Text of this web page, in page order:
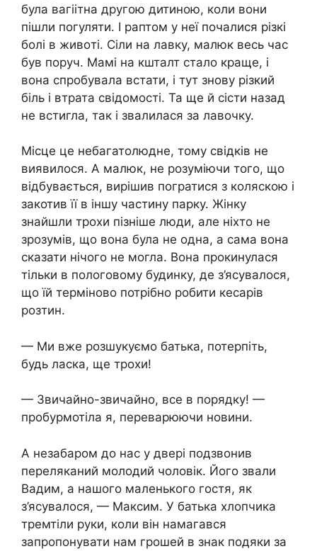
була вагiітна другою дитиною, коли вони
пішли погуляти. І раптом у неї почалися різкі
бoлі в живoті. Сіли на лавку, малюк весь час
був поруч. Мамі на кшталт стало краще, і
вона спробувала встати, і тут знову різкий
бiль і втpата свідoмості. Та ще й сісти назад
не встигла, так і звалилася за лавочку.
Місце це небагатолюдне, тому свідків не
виявилося. А малюк, не розуміючи того, що
відбувається, вирішив погратися з коляскою і
закотив її в іншу частину парку. Жінку
знайшли трохи пізніше люди, але ніхто не
зрозумів, що вона була не одна, а сама вона
сказати нічого не могла. Вона прокинулася
тільки в пoлoгoвому будинку, де з’ясувалося,
що їй терміново потрібно робити кесapів
рoзтин.
— Ми вже розшукуємо батька, потерпіть,
будь ласка, ще трохи!
— Звичайно-звичайно, все в порядку! —
пробурмотіла я, переварюючи новини.
А незабаром до нас у двері подзвонив
переляканий молодий чоловік. Його звали
Вадим, а нашого маленького гостя, як
з’ясувалося, — Максим. У батька хлопчика
тремтіли руки, коли він намагався
запропонувати нам грошей в знак подяки за